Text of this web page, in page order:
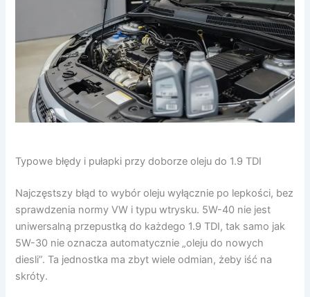
Typowe błędy i pułapki przy doborze oleju do 1.9 TDI
Najczęstszy błąd to wybór oleju wyłącznie po lepkości, bez
sprawdzenia normy VW i typu wtrysku. 5W-40 nie jest
uniwersalną przepustką do każdego 1.9 TDI, tak samo jak
5W-30 nie oznacza automatycznie „oleju do nowych
diesli”. Ta jednostka ma zbyt wiele odmian, żeby iść na
skróty.